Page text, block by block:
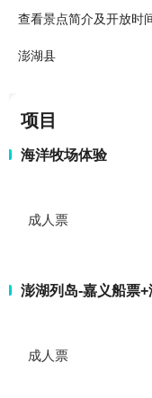
查看景点简介及开放时
澎湖县
项目
海洋牧场体验
成人票
澎湖列岛-嘉义船票
成人票